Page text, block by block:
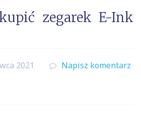
zegarek E-Ink
2021 Napisz komentarz